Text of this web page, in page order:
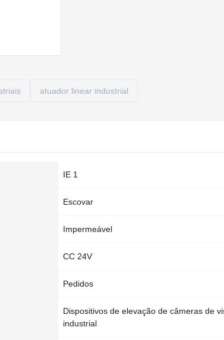
atuador linear industrial
IE 1
Escovar
Impermeável
CC 24V
Pedidos
Dispositivos de elevação de câmeras de
industrial